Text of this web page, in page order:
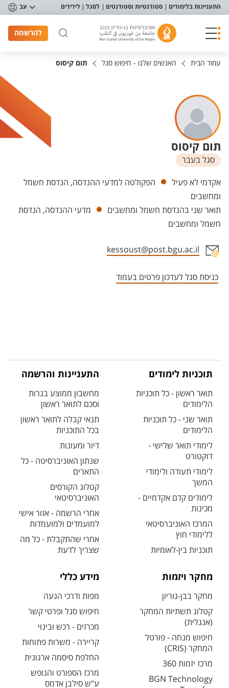
תפריט נגישות
התעניינות בלימודים סטודנטיות וסטודנטים לסגל לידידים עב
להרשמה
עמוד הבית האנשים שלנו - חיפוש סגל תום קיסוס
תום קיסוס
סגל בעבר
יחידות
אקדמי לא פעיל
הפקולטה למדעי ההנדסה, הנדסת חשמל
ומחשבים
תואר שני בהנדסת חשמל ומחשבים
מדעי ההנדסה, הנדסת
חשמל ומחשבים
kessoust@post.bgu.ac.il
כניסת סגל לעדכון פרטים בעמוד
תוכניות לימודים
תואר ראשון - כל תוכניות
הלימודים
תואר שני - כל תוכניות
הלימודים
לימודי תואר שלישי -
דוקטורט
לימודי תעודה ולימודי
המשך
לימודים קדם אקדמיים -
מכינות
המרכז האוניברסיטאי
ללימודי חוץ
תוכניות בין-לאומיות
התעניינות והרשמה
מחשבון ממוצע בגרות
וסכם לתואר ראשון
תנאי קבלה לתואר ראשון
בכל התוכניות
דיור ומעונות
שנתון האוניברסיטה - כל
התארים
קטלוג הקורסים
האוניברסיטאי
אחרי הרשמה - אזור אישי
למועמדים ולמועמדות
אחרי שהתקבלת - כל מה
שצריך לדעת
מחקר ויזמות
מחקר בבן-גוריון
קטלוג תשתיות המחקר
(אנגלית)
חיפוש מנחה - פורטל
המחקר (CRIS)
מרכז יזמות 360
BGN Technology
מידע כללי
מפות ודרכי הגעה
חיפוש סגל ופרטי קשר
מכרזים - רכש ובינוי
קריירה - משרות פתוחות
החלפת סיסמה ארגונית
מרכז הספורט והנופש
ע"ש סילבן אדמס